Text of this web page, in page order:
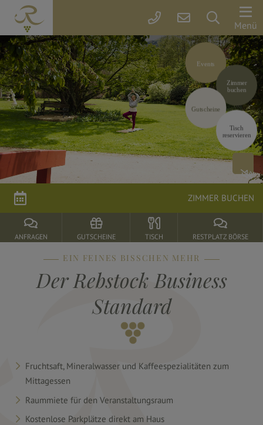
Menü
Events
Zimmer
buchen
Gutscheine
Tisch
reservieren
ZIMMER BUCHEN
ANFRAGEN GUTSCHEINE TISCH RESTPLATZ BÖRSE
Der
Rebstock
Zimmer
&
Preise
Arrangements
parkSPA
Genuss
&
Durbach
EIN FEINES BISSCHEN MEHR
Der Rebstock Business
Standard
Fruchtsaft, Mineralwasser und Kaffeespezialitäten zum
Mittagessen
Raummiete für den Veranstaltungsraum
Kostenlose Parkplätze direkt am Haus